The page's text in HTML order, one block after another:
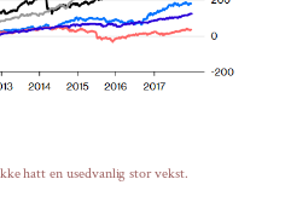
hatt en usedvanlig stor vekst.